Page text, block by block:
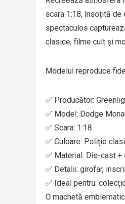
scara 1:18, însoțită de
spectaculos
clasice, filme cult și
Modelul reproduce
✅ Producător:
✅ Model: Dodge
✅ Scara: 1:18
✅ Culoare: Poliție
✅ Material: Die-cast
✅ Detalii: girofar,
✅ Ideal pentru:
O machetă